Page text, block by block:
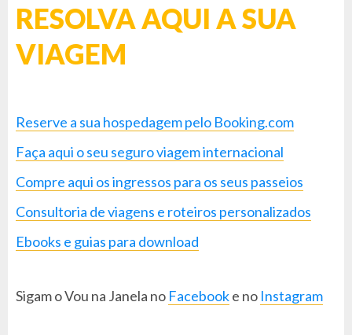
RESOLVA AQUI A SUA
VIAGEM
Reserve a sua hospedagem pelo Booking.com
Faça aqui o seu seguro viagem internacional
Compre aqui os ingressos para os seus passeios
Consultoria de viagens e roteiros personalizados
Ebooks e guias para download
Sigam o Vou na Janela no Facebooke no Instagram